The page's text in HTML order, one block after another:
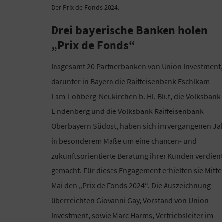
Der Prix de Fonds 2024.
Drei bayerische Banken holen
„Prix de Fonds“
Insgesamt 20 Partnerbanken von Union Investment,
darunter in Bayern die Raiffeisenbank Eschlkam-
Lam-Lohberg-Neukirchen b. Hl. Blut, die Volksbank
Lindenberg und die Volksbank Raiffeisenbank
Oberbayern Südost, haben sich im vergangenen
in besonderem Maße um eine chancen- und
zukunftsorientierte Beratung ihrer Kunden
gemacht. Für dieses Engagement erhielten sie Mitte
Mai den „Prix de Fonds 2024“. Die Auszeichnung
überreichten Giovanni Gay, Vorstand von Union
Investment, sowie Marc Harms, Vertriebsleiter im